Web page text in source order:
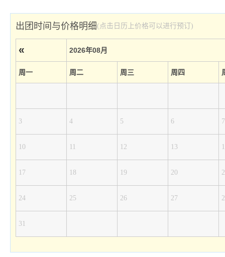
出团时间与价格明细(点击日历上价格可以进行预订)
« 2026年08月
周一 周二 周三 周四
3 4 5 6 7
10 11 12 13
17 18 19 20
24 25 26 27
31